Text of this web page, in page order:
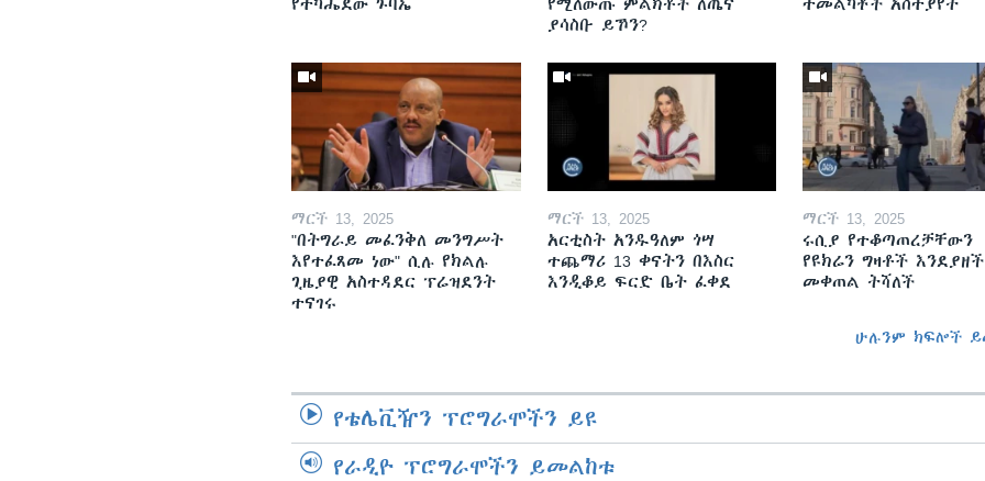
የተካሔደው ጉባኤ
የሚለውጡ ምልክቶች ለጤና
ያሳስቡ ይኾን?
ተመልካቾች አስተያየት
ማርች 13, 2025
"በትግራይ መፈንቅለ መንግሥት
እየተፈጸመ ነው" ሲሉ የክልሉ
ጊዜያዊ አስተዳደር ፕሬዝደንት
ተናገሩ
ማርች 13, 2025
አርቲስት አንዱዓለም ጎሣ
ተጨማሪ 13 ቀናትን በእስር
እንዲቆይ ፍርድ ቤት ፈቀደ
ማርች 13, 2025
ሩሲያ የተቆጣጠረቻቸውን
የዩክሬን ግዛቶች እንደያዘች
መቀጠል ትሻለች
ሁሉንም ክፍሎች
የቴሌቪዥን ፕሮግራሞችን ይዩ
የራዲዮ ፕሮግራሞችን ይመልከቱ